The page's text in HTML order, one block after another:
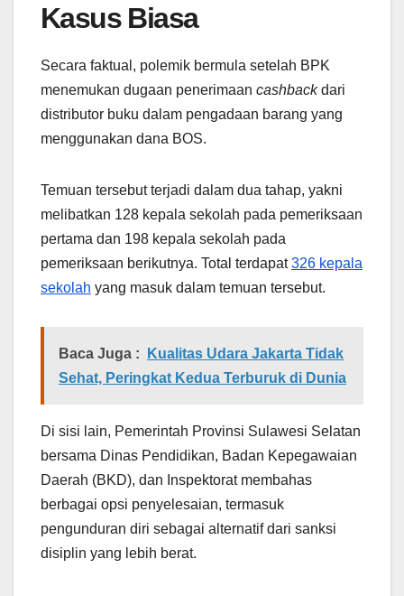
Kasus Biasa
Secara faktual, polemik bermula setelah BPK
menemukan dugaan penerimaan cashbackdari
distributor buku dalam pengadaan barang yang
menggunakan dana BOS.
Temuan tersebut terjadi dalam dua tahap, yakni
melibatkan 128 kepala sekolah pada pemeriksaan
pertama dan 198 kepala sekolah pada
pemeriksaan berikutnya. Total terdapat326 kepala
sekolah yang masuk dalam temuan tersebut.
Baca Juga :
Kualitas Udara Jakarta Tidak
Sehat, Peringkat Kedua Terburuk di Dunia
Di sisi lain, Pemerintah Provinsi Sulawesi Selatan
bersama Dinas Pendidikan, Badan Kepegawaian
Daerah (BKD), dan Inspektorat membahas
berbagai opsi penyelesaian, termasuk
pengunduran diri sebagai alternatif dari sanksi
disiplin yang lebih berat.